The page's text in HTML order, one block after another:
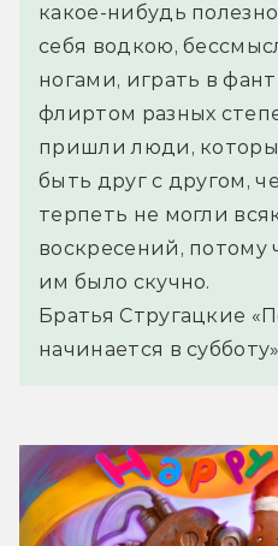
какое-нибудь
себя водкою,
ногами, играть в
флиртом разных
пришли люди,
быть друг с другом,
терпеть не могли
воскресений, потому
им было скучно.
Братья Стругацкие
начинается в субботу»